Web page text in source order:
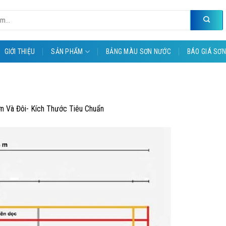
GIỚI THIỆU SẢN PHẨM BẢNG MÀU SƠN NƯỚC BÁO GIÁ SƠN
Và Đôi- Kích Thước Tiêu Chuẩn